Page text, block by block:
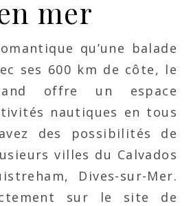
mer
qu’une balade
ses 600 km de côte, le
offre un espace
nautiques en tous
des possibilités de
villes du Calvados
Dives-sur-Mer.
sur le site de